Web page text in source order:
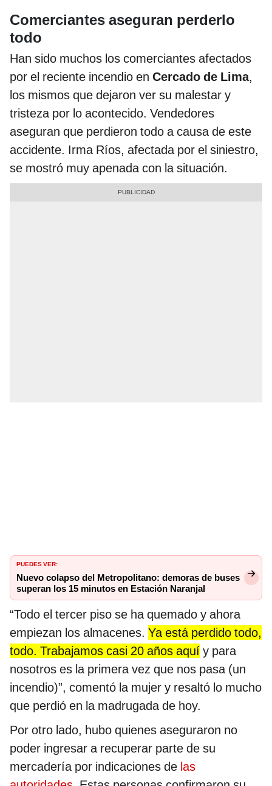
Comerciantes aseguran perderlo
todo
Han sido muchos los comerciantes afectados
por el reciente incendio en Cercado de Lima,
los mismos que dejaron ver su malestar y
tristeza por lo acontecido. Vendedores
aseguran que perdieron todo a causa de este
accidente. Irma Ríos, afectada por el siniestro,
se mostró muy apenada con la situación.
PUEDES VER:
Nuevo colapso del Metropolitano: demoras de buses
superan los 15 minutos en Estación Naranjal
“Todo el tercer piso se ha quemado y ahora
empiezan los almacenes. Ya está perdido todo,
todo. Trabajamos casi 20 años aquí y para
nosotros es la primera vez que nos pasa (un
incendio)”, comentó la mujer y resaltó lo mucho
que perdió en la madrugada de hoy.
Por otro lado, hubo quienes aseguraron no
poder ingresar a recuperar parte de su
mercadería por indicaciones de las